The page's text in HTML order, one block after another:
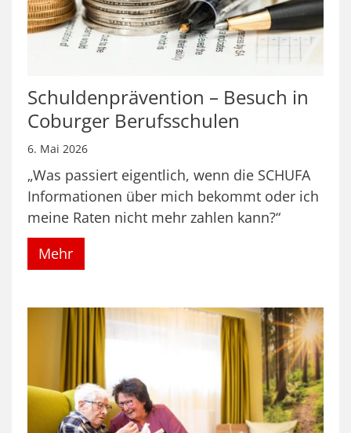
Schuldenprävention – Besuch in
Coburger Berufsschulen
6. Mai 2026
„Was passiert eigentlich, wenn die SCHUFA
Informationen über mich bekommt oder ich
meine Raten nicht mehr zahlen kann?“
Mehr